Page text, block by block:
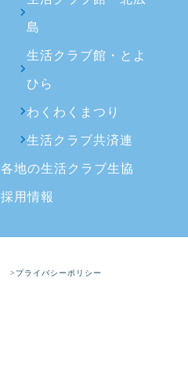
島
生活クラブ館・とよ
ひら
わくわくまつり
生活クラブ共済連
各地の生活クラブ生協
採用情報
>プライバシーポリシー